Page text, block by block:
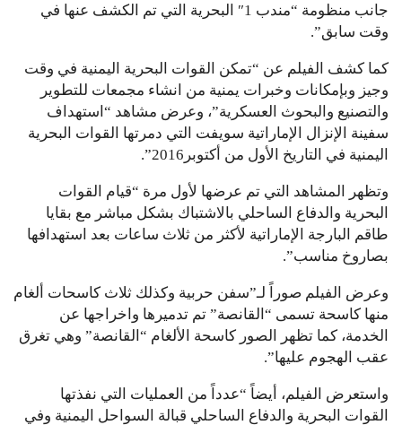
جانب منظومة “مندب 1″ البحرية التي تم الكشف عنها في
وقت سابق”.
كما كشف الفيلم عن “تمكن القوات البحرية اليمنية في وقت
وجيز وبإمكانات وخبرات يمنية من انشاء مجمعات للتطوير
والتصنيع والبحوث العسكرية”، وعرض مشاهد “استهداف
سفينة الإنزال الإماراتية سويفت التي دمرتها القوات البحرية
اليمنية في التاريخ الأول من أكتوبر2016”.
وتظهر المشاهد التي تم عرضها لأول مرة “قيام القوات
البحرية والدفاع الساحلي بالاشتباك بشكل مباشر مع بقايا
طاقم البارجة الإماراتية لأكثر من ثلاث ساعات بعد استهدافها
بصاروخ مناسب”.
وعرض الفيلم صوراً لـ”سفن حربية وكذلك ثلاث كاسحات ألغام
منها كاسحة تسمى “القانصة” تم تدميرها واخراجها عن
الخدمة، كما تظهر الصور كاسحة الألغام “القانصة” وهي تغرق
عقب الهجوم عليها”.
واستعرض الفيلم، أيضاً “عدداً من العمليات التي نفذتها
القوات البحرية والدفاع الساحلي قبالة السواحل اليمنية وفي